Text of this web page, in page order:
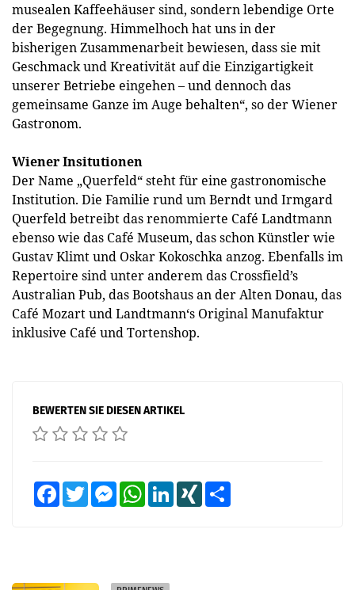
musealen Kaffeehäuser sind, sondern lebendige Orte
der Begegnung. Himmelhoch hat uns in der
bisherigen Zusammenarbeit bewiesen, dass sie mit
Geschmack und Kreativität auf die Einzigartigkeit
unserer Betriebe eingehen – und dennoch das
gemeinsame Ganze im Auge behalten“, so der Wiener
Gastronom.
Wiener Insitutionen
Der Name „Querfeld“ steht für eine gastronomische
Institution. Die Familie rund um Berndt und Irmgard
Querfeld betreibt das renommierte Café Landtmann
ebenso wie das Café Museum, das schon Künstler wie
Gustav Klimt und Oskar Kokoschka anzog. Ebenfalls im
Repertoire sind unter anderem das Crossfield’s
Australian Pub, das Bootshaus an der Alten Donau, das
Café Mozart und Landtmann‘s Original Manufaktur
inklusive Café und Tortenshop.
BEWERTEN SIE DIESEN ARTIKEL
FacebookTwitter MessengerWhatsAppLinkedInXING